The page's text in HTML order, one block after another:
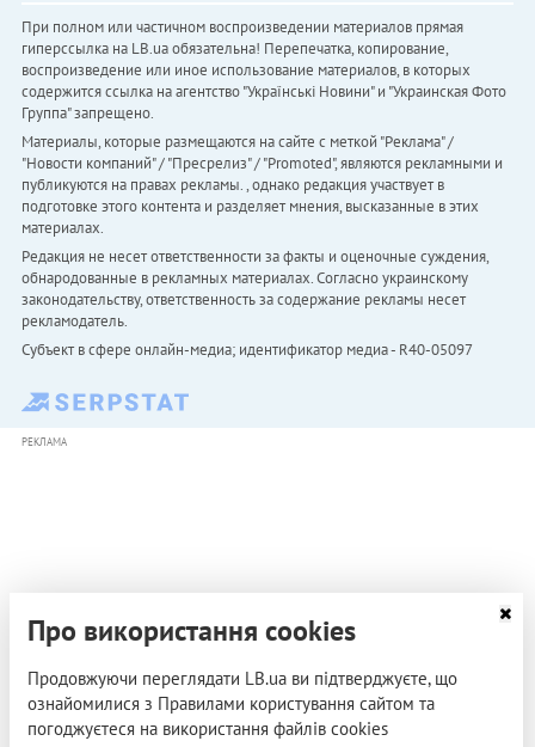
При полном или частичном воспроизведении материалов прямая
гиперссылка на LB.ua обязательна! Перепечатка, копирование,
воспроизведение или иное использование материалов, в которых
содержится ссылка на агентство "Українськi Новини" и "Украинская Фото
Группа" запрещено.
Материалы, которые размещаются на сайте с меткой "Реклама" /
"Новости компаний" / "Пресрелиз" / "Promoted", являются рекламными и
публикуются на правах рекламы. , однако редакция участвует в
подготовке этого контента и разделяет мнения, высказанные в этих
материалах.
Редакция не несет ответственности за факты и оценочные суждения,
обнародованные в рекламных материалах. Согласно украинскому
законодательству, ответственность за содержание рекламы несет
рекламодатель.
Субъект в сфере онлайн-медиа; идентификатор медиа - R40-05097
РЕКЛАМА
Про використання cookies
Продовжуючи переглядати LB.ua ви підтверджуєте, що
ознайомилися з Правилами користування сайтом та
погоджуєтеся на використання файлів cookies